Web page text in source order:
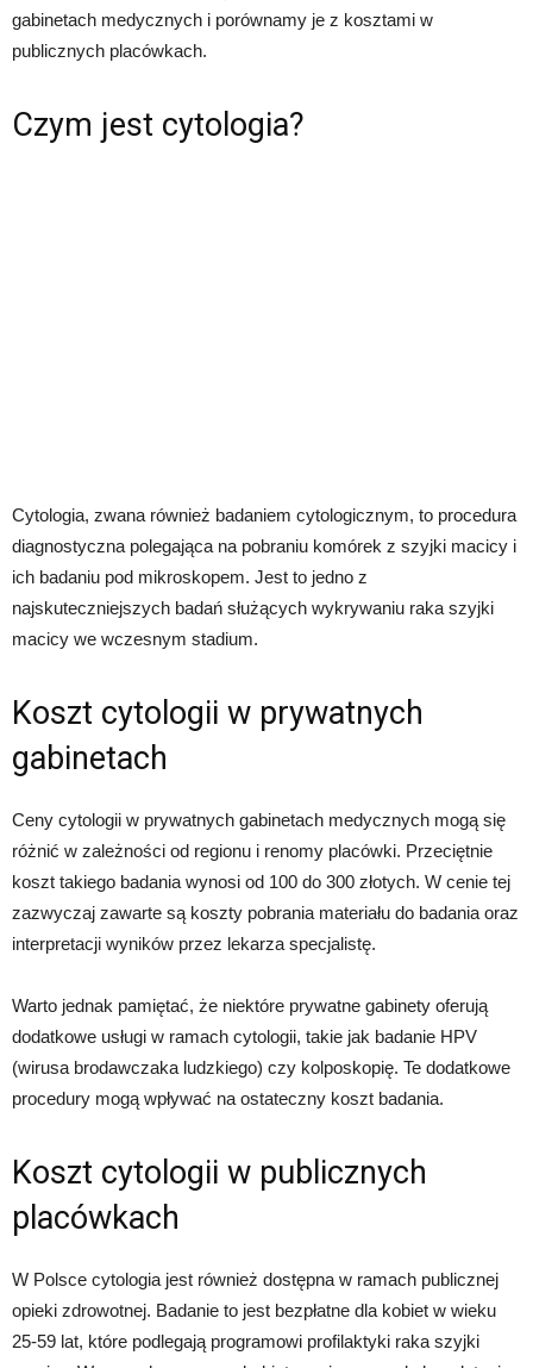
gabinetach medycznych i porównamy je z kosztami w
publicznych placówkach.
Czym jest cytologia?
Cytologia, zwana również badaniem cytologicznym, to procedura
diagnostyczna polegająca na pobraniu komórek z szyjki macicy i
ich badaniu pod mikroskopem. Jest to jedno z
najskuteczniejszych badań służących wykrywaniu raka szyjki
macicy we wczesnym stadium.
Koszt cytologii w prywatnych
gabinetach
Ceny cytologii w prywatnych gabinetach medycznych mogą się
różnić w zależności od regionu i renomy placówki. Przeciętnie
koszt takiego badania wynosi od 100 do 300 złotych. W cenie tej
zazwyczaj zawarte są koszty pobrania materiału do badania oraz
interpretacji wyników przez lekarza specjalistę.
Warto jednak pamiętać, że niektóre prywatne gabinety oferują
dodatkowe usługi w ramach cytologii, takie jak badanie HPV
(wirusa brodawczaka ludzkiego) czy kolposkopię. Te dodatkowe
procedury mogą wpływać na ostateczny koszt badania.
Koszt cytologii w publicznych
placówkach
W Polsce cytologia jest również dostępna w ramach publicznej
opieki zdrowotnej. Badanie to jest bezpłatne dla kobiet w wieku
25-59 lat, które podlegają programowi profilaktyki raka szyjki